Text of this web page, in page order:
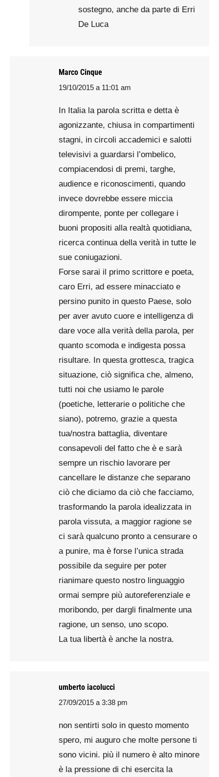
sostegno, anche da parte di Erri
De Luca
Marco Cinque
says:
19/10/2015 a 11:01 am
In Italia la parola scritta e detta è
agonizzante, chiusa in compartimenti
stagni, in circoli accademici e salotti
televisivi a guardarsi l’ombelico,
compiacendosi di premi, targhe,
audience e riconoscimenti, quando
invece dovrebbe essere miccia
dirompente, ponte per collegare i
buoni propositi alla realtà quotidiana,
ricerca continua della verità in tutte le
sue coniugazioni.
Forse sarai il primo scrittore e poeta,
caro Erri, ad essere minacciato e
persino punito in questo Paese, solo
per aver avuto cuore e intelligenza di
dare voce alla verità della parola, per
quanto scomoda e indigesta possa
risultare. In questa grottesca, tragica
situazione, ciò significa che, almeno,
tutti noi che usiamo le parole
(poetiche, letterarie o politiche che
siano), potremo, grazie a questa
tua/nostra battaglia, diventare
consapevoli del fatto che è e sarà
sempre un rischio lavorare per
cancellare le distanze che separano
ciò che diciamo da ciò che facciamo,
trasformando la parola idealizzata in
parola vissuta, a maggior ragione se
ci sarà qualcuno pronto a censurare o
a punire, ma è forse l’unica strada
possibile da seguire per poter
rianimare questo nostro linguaggio
ormai sempre più autoreferenziale e
moribondo, per dargli finalmente una
ragione, un senso, uno scopo.
La tua libertà è anche la nostra.
umberto iacolucci
says:
27/09/2015 a 3:38 pm
non sentirti solo in questo momento
spero, mi auguro che molte persone ti
sono vicini. più il numero è alto minore
è la pressione di chi esercita la